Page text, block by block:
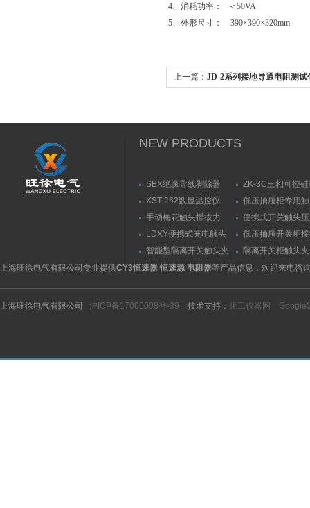
4、消耗功率： ＜50VA
5、外形尺寸： 390×390×320mm
上一篇： JD-2系列接地导通电阻测试
NEW PRODUCTS
SBX绝缘导线剥除器
ZK-3C三相可控
触发器
XST-262数显温控仪
低压抽屉柜专用
力测量仪套装
手动梅花触头插拔力
（推拉力）测量仪
便携式开关触头
（夹紧力）测量仪
LDXY便携式充电触头
（指）夹紧力测量仪
低压抽屉开关柜
触头（夹紧力）
智能型隔离开关触头夹
紧力测试仪
隔离开关柜触头
测试仪/精度传感
上海旺徐电气有限公司专业提供CY3恒速器 恒速源 电阻器等产品信息，欢迎来电咨
上海旺徐电气有限公司 沪ICP备17006008号-39 技术支持： 化工仪器网